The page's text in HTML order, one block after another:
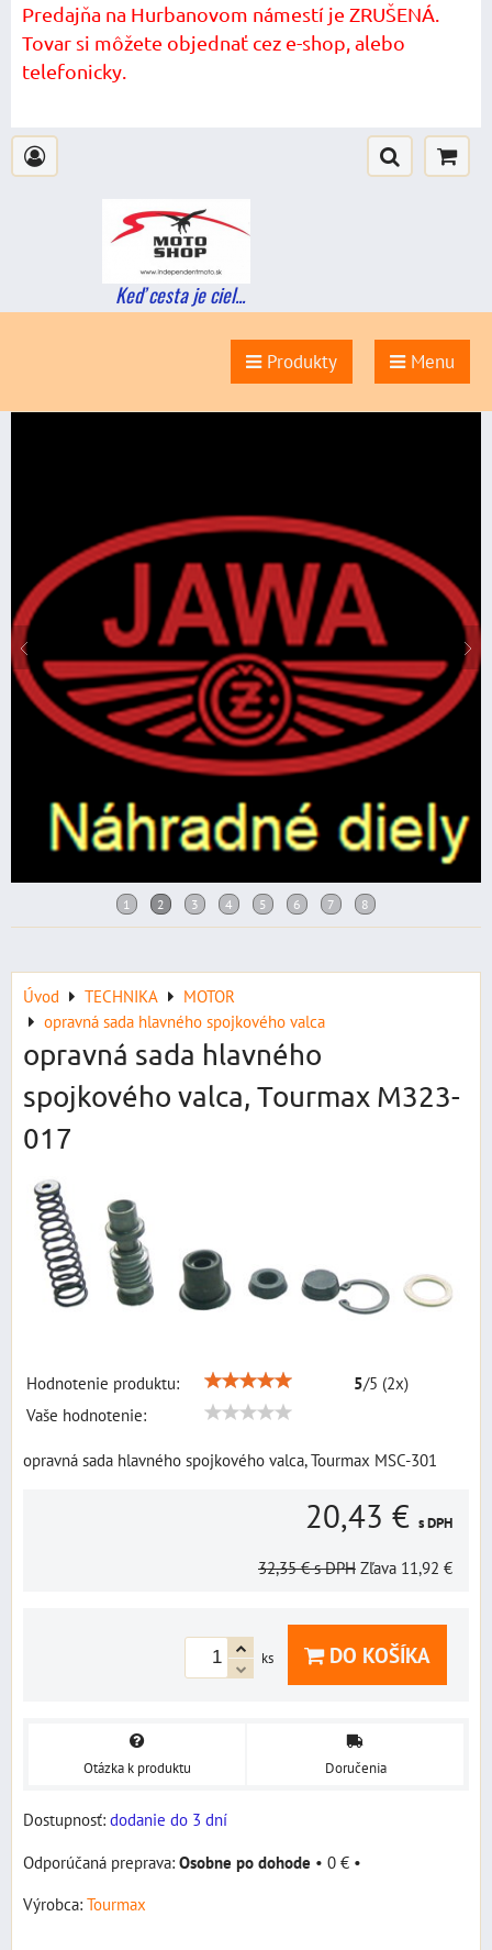
Predajňa na Hurbanovom námestí je ZRUŠENÁ.
Tovar si môžete objednať cez e-shop, alebo
telefonicky.
Keď cesta je ciel...
Produkty Menu
Úvod TECHNIKA
MOTOR
opravná sada hlavného spojkového valca
opravná sada hlavného
spojkového valca, Tourmax M323-
017
Hodnotenie produktu: 5/5 (2x)
Vaše hodnotenie:
opravná sada hlavného spojkového valca, Tourmax MSC-301
20,43 € s DPH
32,35 € s DPH Zľava 11,92 €
ks DO KOŠÍKA
Otázka k produktu Doručenia
Dostupnosť: dodanie do 3 dní
Osobne po dohode • 0 € •
Výrobca: Tourmax